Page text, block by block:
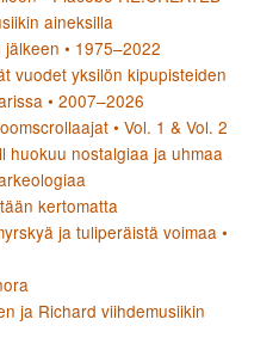
aineksilla
• 1975–2022
vuodet yksilön kipupisteiden
• 2007–2026
• Vol. 1 & Vol. 2
huokuu nostalgiaa ja uhmaa
kertomatta
ja tuliperäistä voimaa •
ja Richard viihdemusiikin